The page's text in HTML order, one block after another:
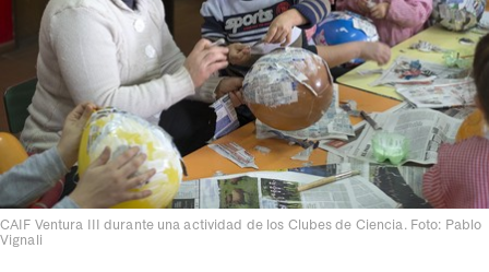
CAIF Ventura III durante una actividad de los Clubes de Ciencia. Foto: Pablo
Vignali